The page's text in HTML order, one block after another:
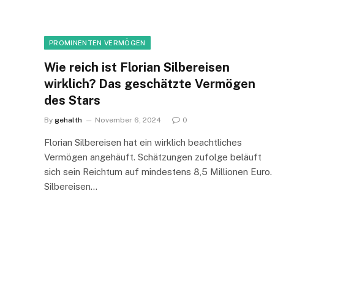
PROMINENTEN VERMÖGEN
Wie reich ist Florian Silbereisen
wirklich? Das geschätzte Vermögen
des Stars
By gehalth November 6, 2024 0
Florian Silbereisen hat ein wirklich beachtliches
Vermögen angehäuft. Schätzungen zufolge beläuft
sich sein Reichtum auf mindestens 8,5 Millionen Euro.
Silbereisen…